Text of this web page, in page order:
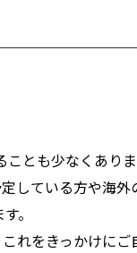
とも少なくあり
ている方や海
。
をきっかけに